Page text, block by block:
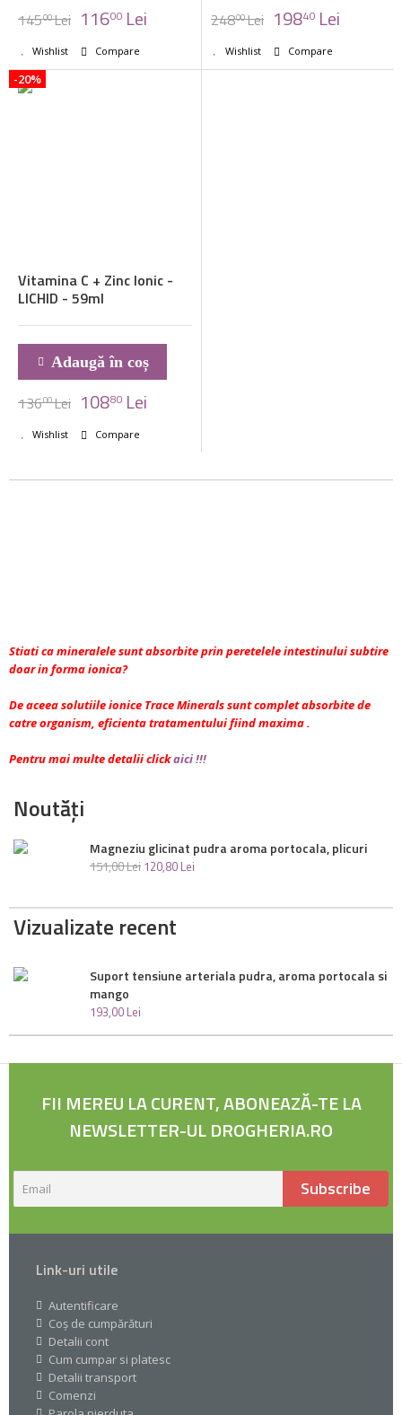
14500Lei 11600 Lei
Wishlist Compare
24800Lei 19840 Lei
Wishlist Compare
Vitamina C + Zinc Ionic -
LICHID - 59ml
Adaugă în coș
13600Lei 10880 Lei
Wishlist Compare
-20%
Stiati ca mineralele sunt absorbite prin peretelele intestinului subtire
doar in forma ionica?
De aceea solutiile ionice Trace Minerals sunt complet absorbite de
catre organism, eficienta tratamentului fiind maxima .
Pentru mai multe detalii clickaici !!!
Noutăți
Magneziu glicinat pudra aroma portocala, plicuri
151,00Lei 120,80 Lei
Vizualizate recent
Suport tensiune arteriala pudra, aroma portocala si
mango
193,00 Lei
FII MEREU LA CURENT, ABONEAZĂ-TE LA
NEWSLETTER-UL DROGHERIA.RO
Subscribe
Link-uri utile
Autentificare
Coș de cumpărături
Detalii cont
Cum cumpar si platesc
Detalii transport
Comenzi